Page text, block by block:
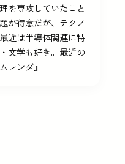
を専攻していたこと
が得意だが、テクノ
近は半導体関連に特
文学も好き。最近の
レンダ』